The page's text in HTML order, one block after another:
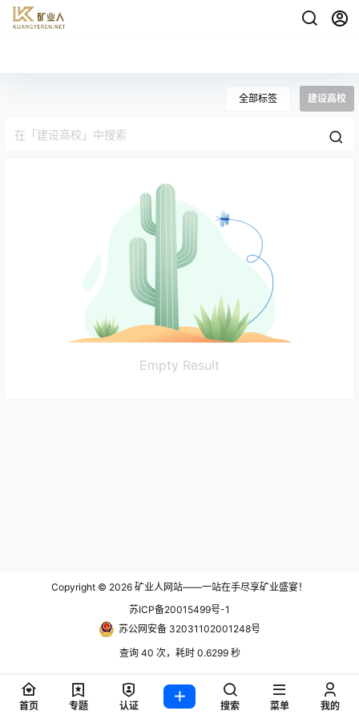
全部标签 建设高校
Empty Result
Copyright © 2026 矿业人网站——一站在手尽享矿业盛宴！
苏ICP备20015499号-1
苏公网安备 32031102001248号
查询 40 次，耗时 0.6299 秒
首页 专题 认证 搜索 菜单 我的